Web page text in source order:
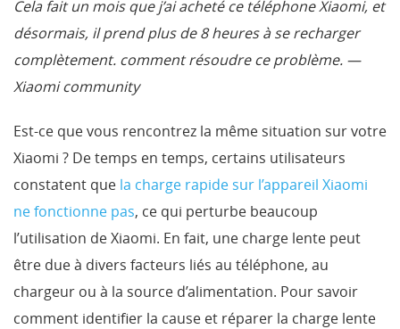
Cela fait un mois que j’ai acheté ce téléphone Xiaomi, et
désormais, il prend plus de 8 heures à se recharger
complètement. comment résoudre ce problème. —
Xiaomi community
Est-ce que vous rencontrez la même situation sur votre
Xiaomi ? De temps en temps, certains utilisateurs
constatent que la charge rapide sur l’appareil Xiaomi
ne fonctionne pas, ce qui perturbe beaucoup
l’utilisation de Xiaomi. En fait, une charge lente peut
être due à divers facteurs liés au téléphone, au
chargeur ou à la source d’alimentation. Pour savoir
comment identifier la cause et réparer la charge lente